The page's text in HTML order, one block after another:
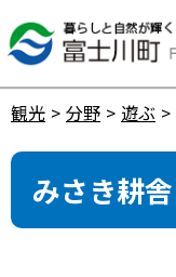
観光 分野 遊ぶ
みさき耕舎